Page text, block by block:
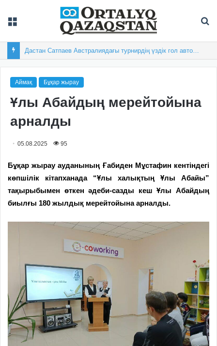
Аймақ Бұқар жырау
Ұлы Абайдың мерейтойына
арналды
05.08.2025 95
Бұқар жырау ауданының Ғабиден Мұстафин кентіндегі
көпшілік кітапханада “Ұлы халықтың Ұлы Абайы”
тақырыбымен өткен әдеби-сазды кеш Ұлы Абайдың
биылғы 180 жылдық мерейтойына арналды.